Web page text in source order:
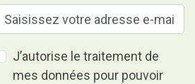
J’autorise le traitement de
mes données pour pouvoir